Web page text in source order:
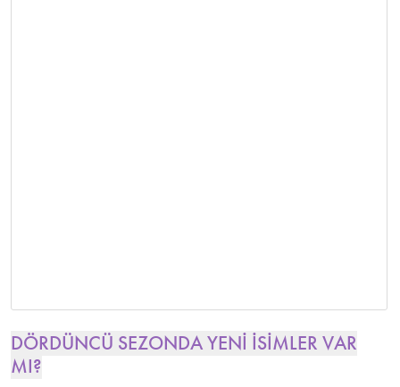
DÖRDÜNCÜ SEZONDA YENİ İSİMLER VAR
MI?